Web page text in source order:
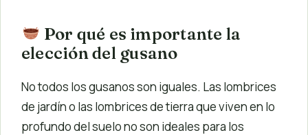
Por qué es importante la
elección del gusano
No todos los gusanos son iguales. Las lombrices
de jardín o las lombrices de tierra que viven en lo
profundo del suelo no son ideales para los